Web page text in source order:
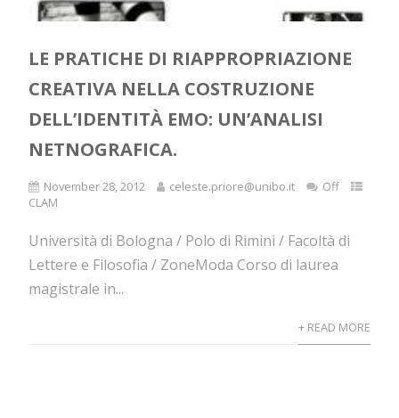
LE PRATICHE DI RIAPPROPRIAZIONE
CREATIVA NELLA COSTRUZIONE
DELL’IDENTITÀ EMO: UN’ANALISI
NETNOGRAFICA.
November 28, 2012 celeste.priore@unibo.it
Off
CLAM
Università di Bologna / Polo di Rimini / Facoltà di
Lettere e Filosofia / ZoneModa Corso di laurea
magistrale in...
+ READ MORE